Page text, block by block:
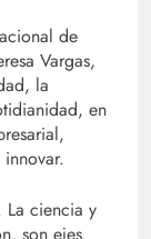
de
Vargas,
la
en
La ciencia y